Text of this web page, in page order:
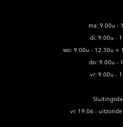
ma: 9.00u -
di: 9.00u -
wo: 9.00u - 12.30u +
do: 9.00u -
vr: 9.00u -
vr. 19.06 -